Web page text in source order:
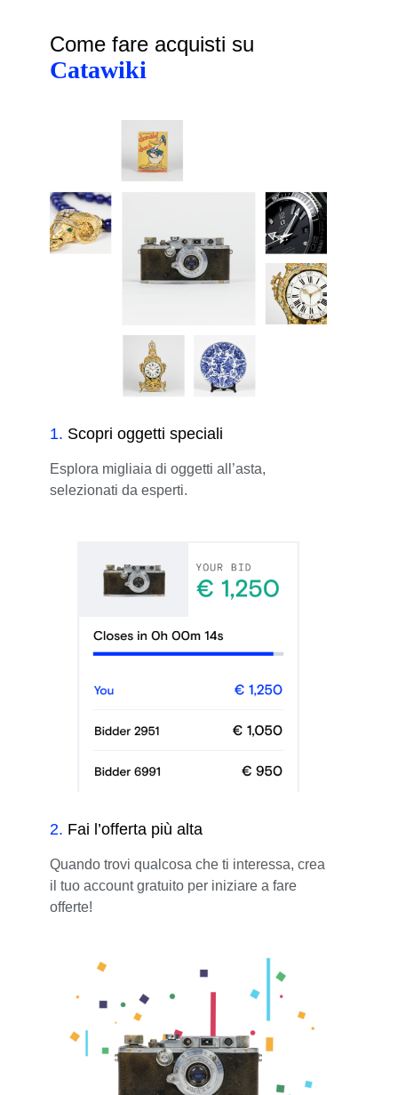
Come fare acquisti su
Catawiki
1. Scopri oggetti speciali
Esplora migliaia di oggetti all’asta,
selezionati da esperti.
2. Fai l’offerta più alta
Quando trovi qualcosa che ti interessa, crea
il tuo account gratuito per iniziare a fare
offerte!